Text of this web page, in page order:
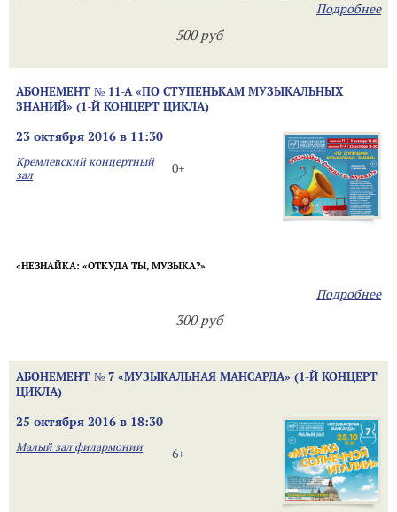
Подробнее
500 руб
АБОНЕМЕНТ № 11-А «ПО СТУПЕНЬКАМ МУЗЫКАЛЬНЫХ
ЗНАНИЙ» (1-Й КОНЦЕРТ ЦИКЛА)
23 октября 2016 в 11:30
0+
Кремлевский концертный
зал
«НЕЗНАЙКА: «ОТКУДА ТЫ, МУЗЫКА?»
Подробнее
300 руб
АБОНЕМЕНТ № 7 «МУЗЫКАЛЬНАЯ МАНСАРДА» (1-Й КОНЦЕРТ
ЦИКЛА)
25 октября 2016 в 18:30
6+
Малый зал филармонии